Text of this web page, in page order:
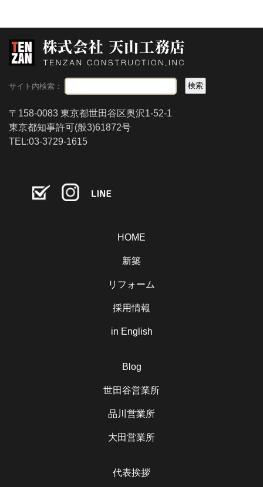
サイト内検索：
〒158-0083 東京都世田谷区奥沢1-52-1
東京都知事許可(般3)61872号
TEL:03-3729-1615
HOME
新築
リフォーム
採用情報
in English
Blog
世田谷営業所
品川営業所
大田営業所
代表挨拶